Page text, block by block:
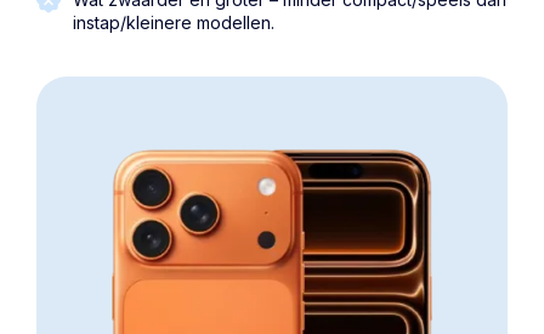
instap/kleinere modellen.